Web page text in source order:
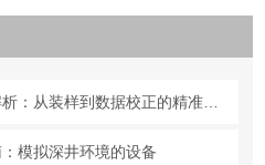
高温高压滤失仪操作全解析：从装样到数据校正的精准指南
模拟深井环境的设备